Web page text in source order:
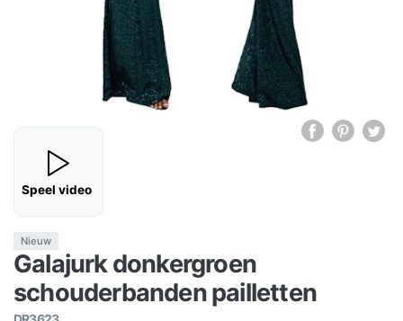
Speel video
Nieuw
Galajurk donkergroen
schouderbanden pailletten